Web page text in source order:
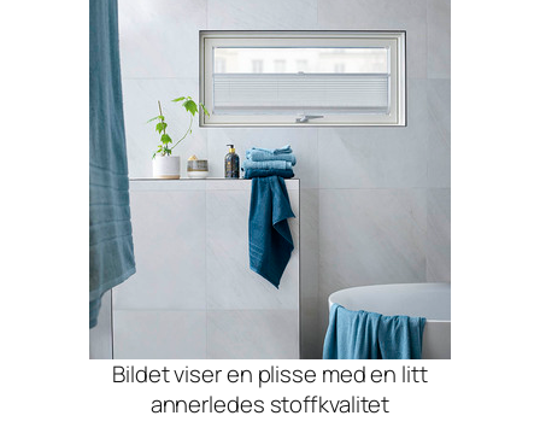
Bildet viser en plisse med en litt
annerledes stoffkvalitet